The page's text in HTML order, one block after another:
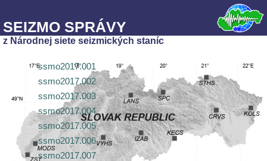
SEIZMO SPRÁVY
z Národnej siete seizmických staníc
ssmo2017.001
ssmo2017.002
ssmo2017.003
ssmo2017.004
ssmo2017.005
ssmo2017.006
ssmo2017.007